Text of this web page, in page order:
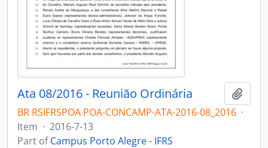
Ata 08/2016 - Reunião Ordinária
BR RSIFRSPOA POA-CONCAMP-ATA-2016-08_2016 ·
Item · 2016-7-13
Part ofCampus Porto Alegre - IFRS